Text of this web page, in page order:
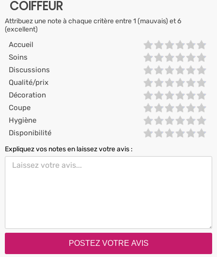
COIFFEUR
Attribuez une note à chaque critère entre 1 (mauvais) et 6
(excellent)
Accueil
Soins
Discussions
Qualité/prix
Décoration
Coupe
Hygiène
Disponibilité
Expliquez vos notes en laissez votre avis :